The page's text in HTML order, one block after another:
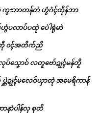
းဘာတန်တံ ဟွံဂံၚ်တိုန်ဘာ
လာပ်ပထုဲ ပေဲါရုဲမာဲ
၀ၚ်အတိက်ညိ
သၞောဝ် လတူဗော်ဍုၚ်မန်တၟိ
ဋဲဍုၚ်မလေဝ်ယှာတုဲ အမေရိကာန်
နာဲပါန်လှ စုတိ